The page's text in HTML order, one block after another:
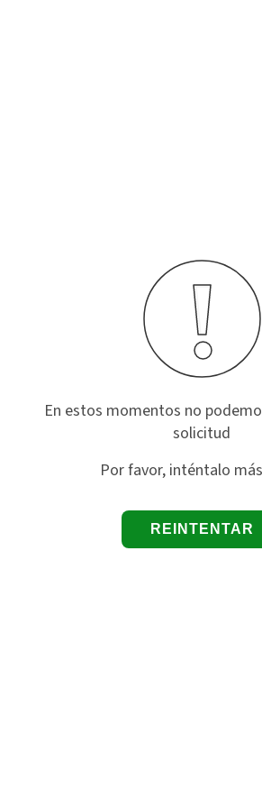
En estos momentos no
solicitud
Por favor, inténtalo
REINTENTAR